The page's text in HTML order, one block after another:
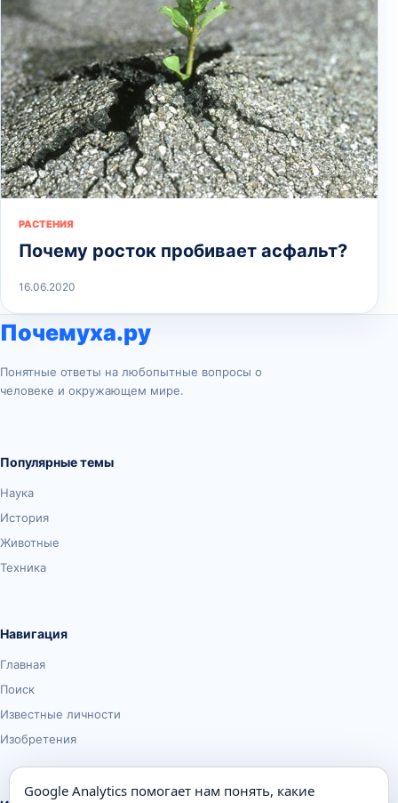
РАСТЕНИЯ
Почему росток пробивает асфальт?
16.06.2020
Почемуха.ру
Понятные ответы на любопытные вопросы о
человеке и окружающем мире.
Популярные темы
Наука
История
Животные
Техника
Навигация
Главная
Поиск
Известные личности
Изобретения
Google Analytics помогает нам понять, какие